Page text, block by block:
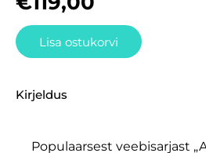
Lisa ostukorvi
Kirjeldus
Populaarsest veebisarjast